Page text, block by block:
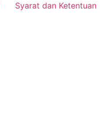
Syarat dan Ketentuan